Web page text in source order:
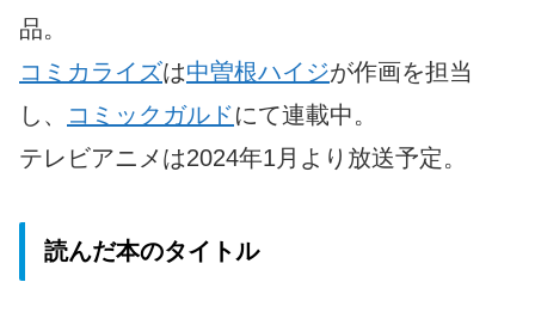
品。
コミカライズは中曽根ハイジが作画を担当
し、
コミックガルドにて連載中。
テレビアニメは2024年1月より放送予定。
読んだ本のタイトル